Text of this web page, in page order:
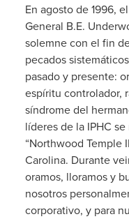
En agosto de 1996,
General B.E.
solemne con el fin
pecados
pasado y presente:
espíritu controlador,
síndrome del
líderes de la IPHC
“Northwood Temple
Carolina. Durante
oramos, lloramos y
nosotros
corporativo, y para